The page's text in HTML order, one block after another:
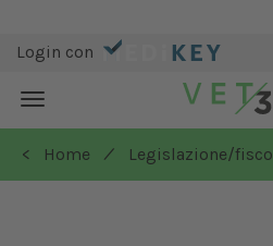
Login con
Toggle
navigation
< Home
/ Legislazione/fisco